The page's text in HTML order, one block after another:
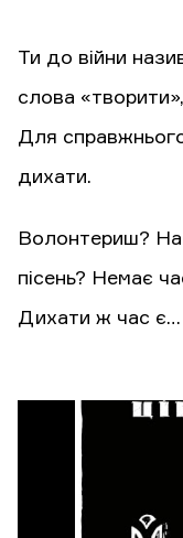
Ти до війни
слова
Для
дихати.
Волонтериш?
пісень? Немає
Дихати ж час є…